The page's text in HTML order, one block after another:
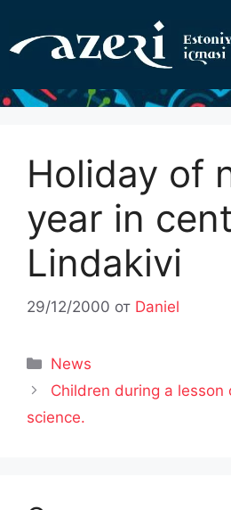
содержимому
Holiday of
year in
Lindakivi
29/12/2000 от Daniel
Рубрики
News
Children during a lesson
science.